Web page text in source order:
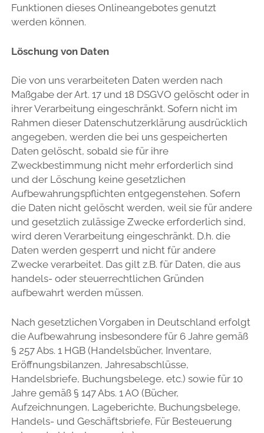
Funktionen dieses Onlineangebotes genutzt
werden können.
Löschung von Daten
Die von uns verarbeiteten Daten werden nach
Maßgabe der Art. 17 und 18 DSGVO gelöscht oder in
ihrer Verarbeitung eingeschränkt. Sofern nicht im
Rahmen dieser Datenschutzerklärung ausdrücklich
angegeben, werden die bei uns gespeicherten
Daten gelöscht, sobald sie für ihre
Zweckbestimmung nicht mehr erforderlich sind
und der Löschung keine gesetzlichen
Aufbewahrungspflichten entgegenstehen. Sofern
die Daten nicht gelöscht werden, weil sie für andere
und gesetzlich zulässige Zwecke erforderlich sind,
wird deren Verarbeitung eingeschränkt. D.h. die
Daten werden gesperrt und nicht für andere
Zwecke verarbeitet. Das gilt z.B. für Daten, die aus
handels- oder steuerrechtlichen Gründen
aufbewahrt werden müssen.
Nach gesetzlichen Vorgaben in Deutschland erfolgt
die Aufbewahrung insbesondere für 6 Jahre gemäß
§ 257 Abs. 1 HGB (Handelsbücher, Inventare,
Eröffnungsbilanzen, Jahresabschlüsse,
Handelsbriefe, Buchungsbelege, etc.) sowie für 10
Jahre gemäß § 147 Abs. 1 AO (Bücher,
Aufzeichnungen, Lageberichte, Buchungsbelege,
Handels- und Geschäftsbriefe, Für Besteuerung